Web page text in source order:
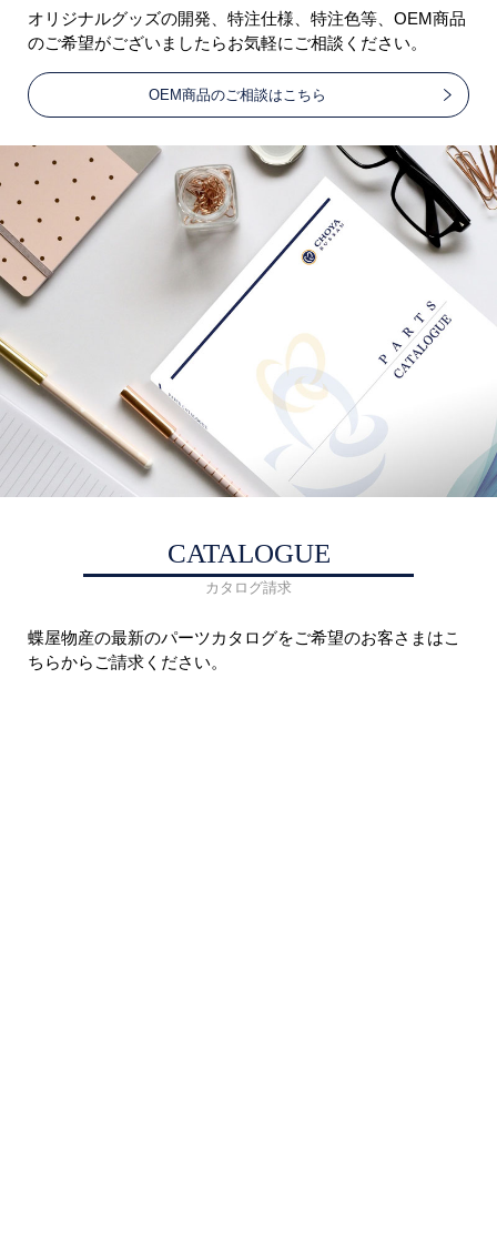
オリジナルグッズの開発、特注仕様、特注色等、OEM商品
のご希望がございましたらお気軽にご相談ください。
OEM商品のご相談はこちら
CATALOGUE
カタログ請求
蝶屋物産の最新のパーツカタログをご希望のお客さまはこ
ちらからご請求ください。